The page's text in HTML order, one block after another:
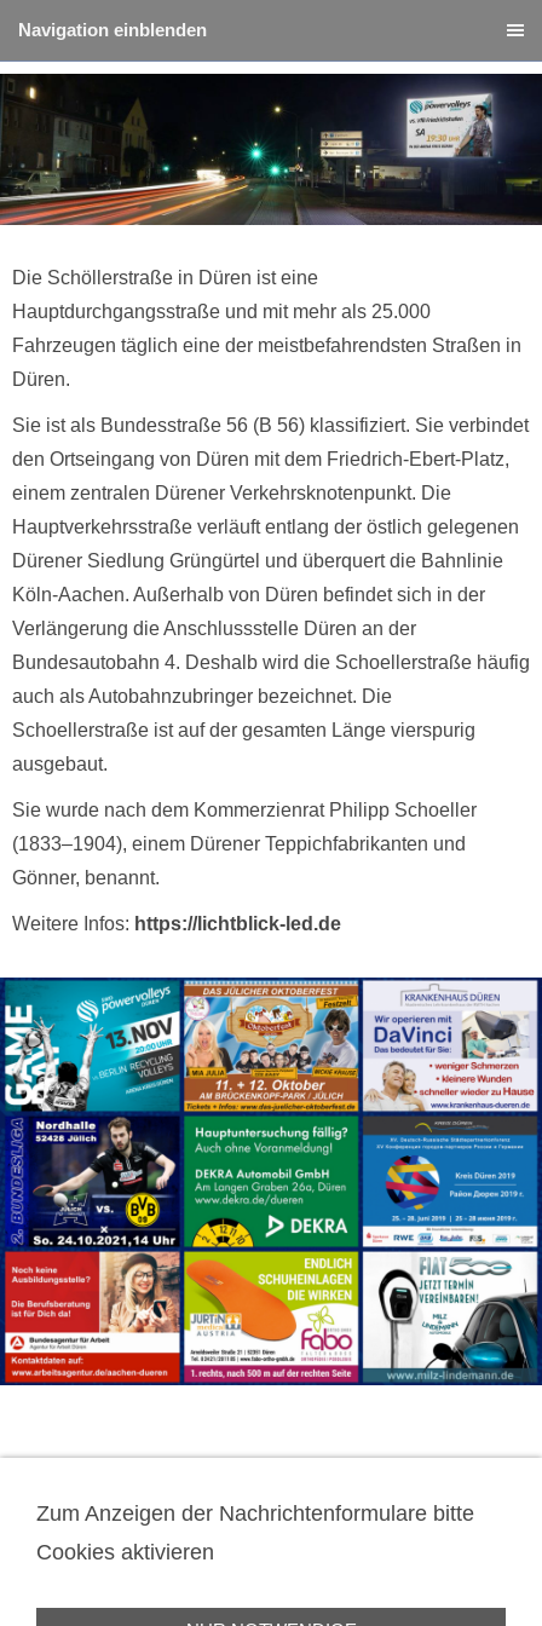
Navigation einblenden
Die Schöllerstraße in Düren ist eine
Hauptdurchgangsstraße und mit mehr als 25.000
Fahrzeugen täglich eine der meistbefahrendsten Straßen in
Düren.
Sie ist als Bundesstraße 56 (B 56) klassifiziert. Sie verbindet
den Ortseingang von Düren mit dem Friedrich-Ebert-Platz,
einem zentralen Dürener Verkehrsknotenpunkt. Die
Hauptverkehrsstraße verläuft entlang der östlich gelegenen
Dürener Siedlung Grüngürtel und überquert die Bahnlinie
Köln-Aachen. Außerhalb von Düren befindet sich in der
Verlängerung die Anschlussstelle Düren an der
Bundesautobahn 4. Deshalb wird die Schoellerstraße häufig
auch als Autobahnzubringer bezeichnet. Die
Schoellerstraße ist auf der gesamten Länge vierspurig
ausgebaut.
Sie wurde nach dem Kommerzienrat Philipp Schoeller
(1833–1904), einem Dürener Teppichfabrikanten und
Gönner, benannt.
Weitere Infos: https://lichtblick-led.de
Impressum
Cookies
Zum Anzeigen der Nachrichtenformulare bitte
Cookies aktivieren